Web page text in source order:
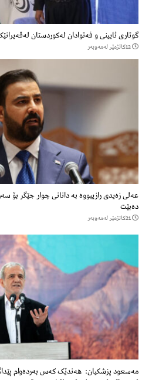
گوتاری ئایینی و فەتوادان لەکوردستان
12كاتژمێر لەمەوبەر
عەلی زەیدی رازیبووە بە دانانی چوار جێگر بۆ
دەبێت
21كاتژمێر لەمەوبەر
مەسعود پزشكیان: هەندێک کەس بەردەوام